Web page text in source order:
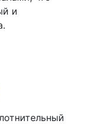
и